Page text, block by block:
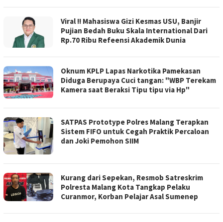
Viral !! Mahasiswa Gizi Kesmas USU, Banjir
Pujian Bedah Buku Skala International Dari
Rp.70 Ribu Refeensi Akademik Dunia
Oknum KPLP Lapas Narkotika Pamekasan
Diduga Berupaya Cuci tangan: "WBP Terekam
Kamera saat Beraksi Tipu tipu via Hp"
SATPAS Prototype Polres Malang Terapkan
Sistem FIFO untuk Cegah Praktik Percaloan
dan Joki Pemohon SIIM
Kurang dari Sepekan, Resmob Satreskrim
Polresta Malang Kota Tangkap Pelaku
Curanmor, Korban Pelajar Asal Sumenep